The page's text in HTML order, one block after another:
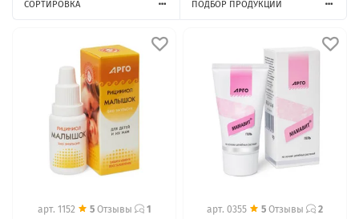
СОРТИРОВКА ПОДБОР ПРОДУКЦИИ
арт. 1152 5Отзывы 1 арт. 0355 5 Отзывы 2